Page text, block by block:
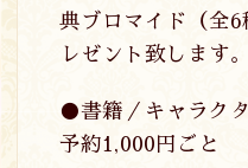
典ブロマイド（全
レゼント致します。
●書籍／キャラク
予約1,000円ごと